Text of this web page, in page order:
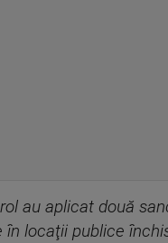
au aplicat două
locaţii publice